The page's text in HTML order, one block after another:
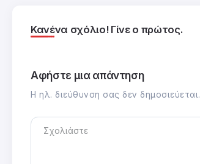
Κανένα σχόλιο! Γίνε ο πρώτος.
Αφήστε μια απάντηση
Η ηλ. διεύθυνση σας δεν δημοσιεύεται.